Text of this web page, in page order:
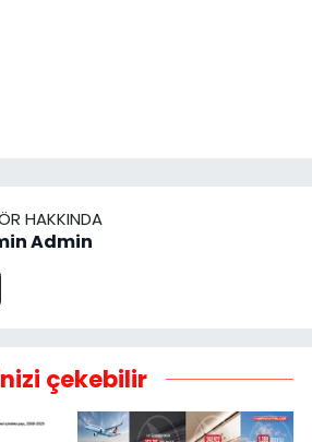
HAKKINDA
Admin
çekebilir